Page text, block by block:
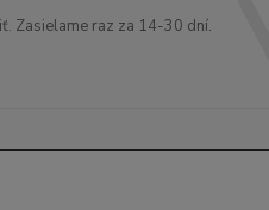
Zasielame raz za 14-30 dní.